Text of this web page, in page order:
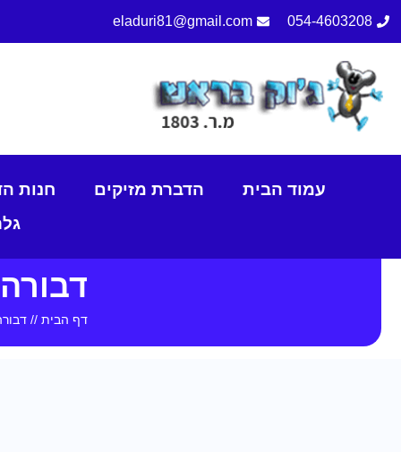
054-4603208
eladuri81@gmail.com
עמוד הבית הדברת מזיקים
חנות
דף הבית //